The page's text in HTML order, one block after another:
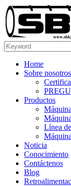
Home
Sobre nosotros
Productos
Línea
Noticia
Conocimiento
Contáctenos
Blog